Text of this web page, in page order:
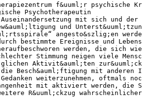
f&uuml;r psychische
Psychotherapeutin
mit sich und
und
angesto&szlig;en
bestimmte Ereignisse und
werden, die sich
Stimmung neigen viele
Aktivit&auml;ten
Besch&auml;ftigung mit anderen
weiterzunehmen, oftmals
mit aktiviert werden, die
R&uuml;ckzug